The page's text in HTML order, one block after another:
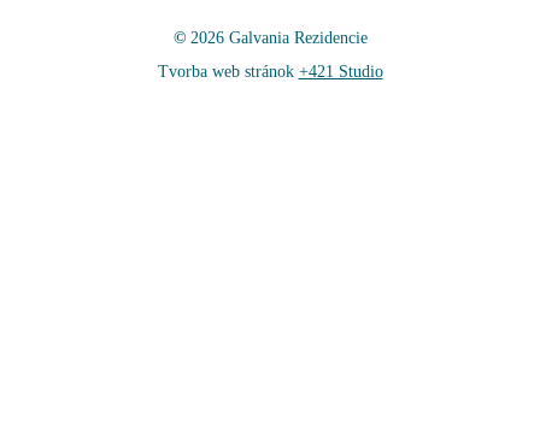
© 2026Galvania Rezidencie
Tvorba web stránok +421 Studio